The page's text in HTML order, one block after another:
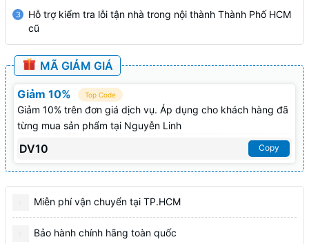
3
Hỗ trợ kiểm tra lỗi tận nhà trong nội thành Thành Phố HCM
cũ
MÃ GIẢM GIÁ
Giảm 10% Top Code
Giảm 10% trên đơn giá dịch vụ. Áp dụng cho khách hàng đã
từng mua sản phẩm tại Nguyễn Linh
DV10 Copy
Miễn phí vận chuyển tại TP.HCM
Bảo hành chính hãng toàn quốc